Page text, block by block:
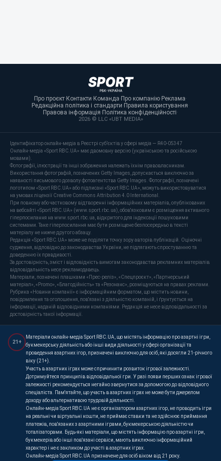
Про проєкт·Контакти·Команда·Про компанію·Реклама·
Редакційна політика і стандарти·Правила користування·
Правова інформація·Політика конфіденційності·
2026 © LLC «UBT MEDIA»
Ідентифікатор онлайн-медіа в Реєстрі суб’єктів у сфері медіа — R40-05347
Онлайн-медіа «Sport RBC.UA» має двомовну версію (українською та російською
мовами).
Фотографії, ілюстрації та інші зображення належать їхнім правовласникам.
Використання фотографій, позначених Getty Images, допускається виключно за
наявності письмового дозволу фотоагентства Getty Images. Фотографії, позначені
логотипом «Sport RBC.UA» або підписані «Sport RBC.UA», можуть використовуватися
на умовах ліцензії Creative Commons Attribution 4.0 International.
При повному або частковому відтворенні інформаційних матеріалів, опублікованих
на вебсайті «Sport RBC.UA» (www.sport.rbc.ua), обов'язковим є розміщення активного
гіперпосилання на www.sport.rbc.ua, відкритого для індексації пошуковими
системами. Таке гіперпосилання має бути розміщене безпосередньо в тексті
матеріалу не нижче другого абзацу.
Редакція «Sport RBC.UA» може не поділяти точку зору авторів публікацій. Оціночні
судження, відповідно до законодавства України, не підлягають спростуванню та
доведенню їх правдивості.
За достовірність, зміст і відповідність вимогам законодавства рекламних матеріалів
відповідальність несе рекламодавець.
Матеріали, позначені плашками «Прес-реліз», «Спецпроєкт», «Партнерський
матеріал», «Promo», «Благодійність» та «Резонанс», розміщуються на правах реклами.
Рубрика «Новини компанії» є інформаційним форматом, що містить новини,
повідомлення та оголошення, пов'язані з діяльністю компаній, і ґрунтується на
інформації, наданій відповідними компаніями. Редакція не несе відповідальності за
достовірність такої інформації.
21+
Матеріали онлайн-медіа Sport RBC.UA, що містять інформацію про азартні ігри,
букмекерську діяльність або інші види діяльності у сфері організації та
проведення азартних ігор, призначені виключно для осіб, які досягли 21-річного
віку (21+).
Участь в азартних іграх може спричинити розвиток ігрової залежності.
Дотримуйтеся принципів відповідальної гри. У разі появи перших ознак ігрової
залежності рекомендується негайно звернутися за допомогою до відповідного
спеціаліста. Пам'ятайте, що участь в азартних іграх не може бути джерелом
доходу або альтернативою трудовій діяльності.
Онлайн-медіа Sport RBC.UA не є організатором азартних ігор, не проводить ігри
на реальні чи віртуальні кошти, не приймає ставки та не здійснює приймання
платежів, пов'язаних з азартними іграми, букмекерською діяльністю чи
тоталізаторами. Будь-які матеріали, що містять інформацію про азартні ігри,
букмекерів або інші пов'язані сервіси, мають виключно інформаційний
характер і не є закликом до участі в азартних іграх.
Онлайн-медіа Sport RBC.UA призначене для осіб віком від 21 року.